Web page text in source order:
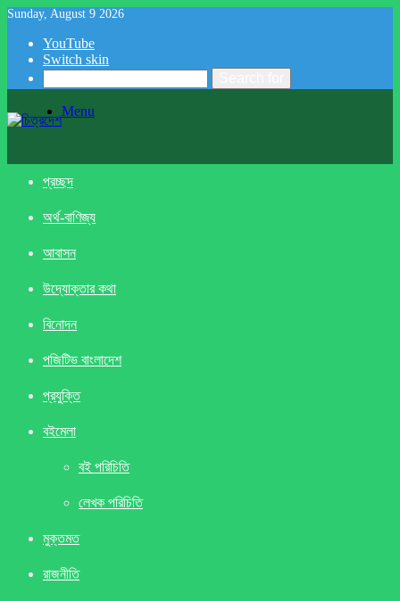
Sunday, August 9 2026
YouTube
Switch skin
Menu
প্রচ্ছদ
অর্থ-বাণিজ্য
আবাসন
উদ্যোক্তার কথা
বিনোদন
পজিটিভ বাংলাদেশ
প্রযুক্তি
বইমেলা
বই পরিচিতি
লেখক পরিচিতি
মুক্তমত
রাজনীতি